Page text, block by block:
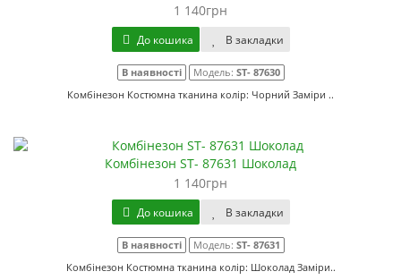
1 140грн
До кошика В закладки
В наявності Модель: ST- 87630
Комбінезон Костюмна тканина колір: Чорний Заміри ..
Комбінезон ST- 87631 Шоколад
1 140грн
До кошика В закладки
В наявності Модель: ST- 87631
Комбінезон Костюмна тканина колір: Шоколад Заміри..